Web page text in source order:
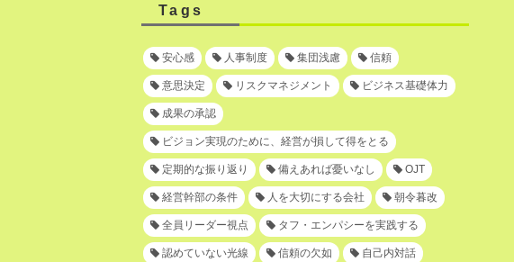
Tags
安心感 人事制度 集団浅慮 信頼
意思決定 リスクマネジメント ビジネス基礎体力
成果の承認
ビジョン実現のために、経営が損して得をとる
定期的な振り返り 備えあれば憂いなし OJT
経営幹部の条件 人を大切にする会社 朝令暮改
全員リーダー視点 タフ・エンパシーを実践する
認めていない光線 信頼の欠如 自己内対話